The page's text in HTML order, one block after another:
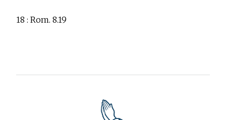
18 : Rom. 8.19